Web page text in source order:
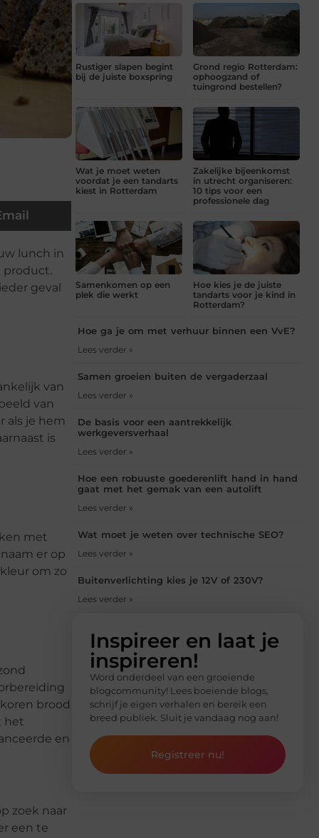
lunch in
product.
geval
van
van
als je hem
is
met
er op
om zo
brood
het
en
zoek naar
een te
Rustiger slapen begint
bij de juiste boxspring
Grond regio Rotterdam:
ophoogzand of
tuingrond bestellen?
Wat je moet weten
voordat je een tandarts
kiest in Rotterdam
Zakelijke bijeenkomst
in utrecht organiseren:
10 tips voor een
professionele dag
Samenkomen op een
plek die werkt
Hoe kies je de juiste
tandarts voor je kind in
Rotterdam?
Hoe ga je om met verhuur binnen een VvE?
Lees verder »
Samen groeien buiten de vergaderzaal
Lees verder »
De basis voor een aantrekkelijk
werkgeversverhaal
Lees verder »
Hoe een robuuste goederenlift hand in hand
gaat met het gemak van een autolift
Lees verder »
Wat moet je weten over technische SEO?
Lees verder »
Buitenverlichting kies je 12V of 230V?
Lees verder »
Inspireer en laat je
inspireren!
Word onderdeel van een groeiende
blogcommunity! Lees boeiende blogs,
schrijf je eigen verhalen en bereik een
breed publiek. Sluit je vandaag nog aan!
Registreer nu!